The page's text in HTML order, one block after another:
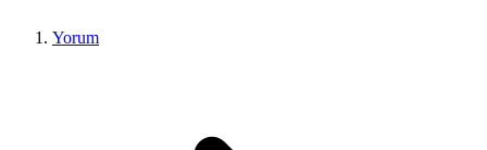
Yorum